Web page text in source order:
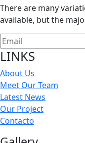
There are many
available, but the
LINKS
About Us
Meet Our Team
Latest News
Our Project
Contacto